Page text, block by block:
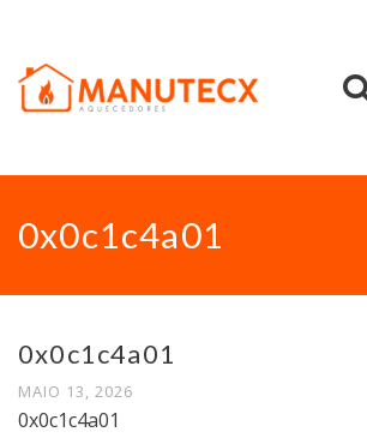
0x0c1c4a01
0x0c1c4a01
MAIO 13, 2026
0x0c1c4a01